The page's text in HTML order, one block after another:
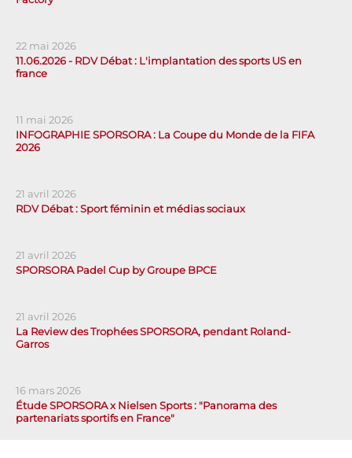
22 mai 2026
11.06.2026 - RDV Débat : L'implantation des sports US en
france
11 mai 2026
INFOGRAPHIE SPORSORA : La Coupe du Monde de la FIFA
2026
21 avril 2026
RDV Débat : Sport féminin et médias sociaux
21 avril 2026
SPORSORA Padel Cup by Groupe BPCE
21 avril 2026
La Review des Trophées SPORSORA, pendant Roland-
Garros
16 mars 2026
Étude SPORSORA x Nielsen Sports : "Panorama des
partenariats sportifs en France"